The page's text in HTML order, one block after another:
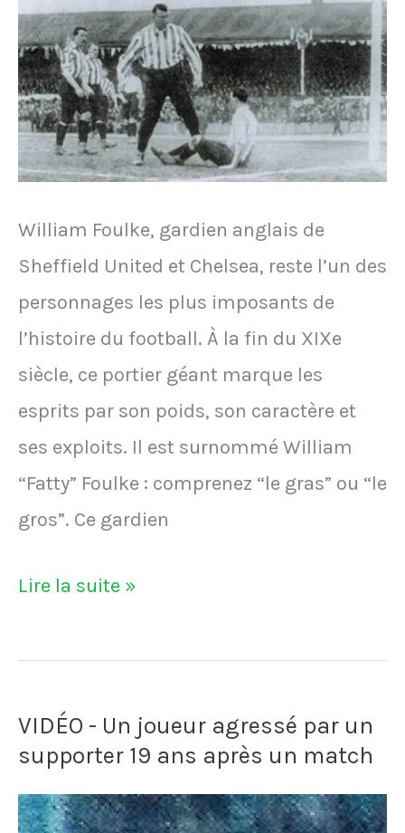
le
Real
Madrid
William Foulke, gardien anglais de
Sheffield United et Chelsea, reste l’un des
personnages les plus imposants de
l’histoire du football. À la fin du XIXe
siècle, ce portier géant marque les
esprits par son poids, son caractère et
ses exploits. Il est surnommé William
“Fatty” Foulke : comprenez “le gras” ou “le
gros”. Ce gardien
VIDÉO
William
le
gardien
de
Lire la suite »
VIDÉO - Un joueur agressé par un
supporter 19 ans après un match